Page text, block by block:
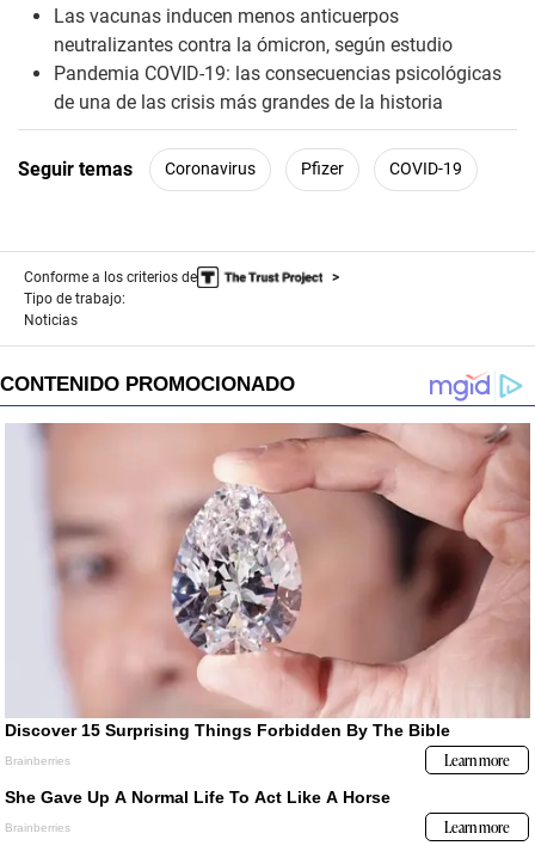
Las vacunas inducen menos anticuerpos
neutralizantes contra la ómicron, según estudio
Pandemia COVID-19: las consecuencias psicológicas
de una de las crisis más grandes de la historia
Seguir temas Coronavirus Pfizer COVID-19
Conforme a los criterios de
Tipo de trabajo:
Noticias